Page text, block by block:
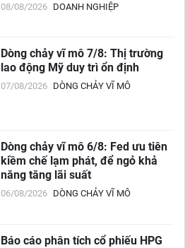
08/08/2026 DOANH NGHIỆP
Dòng chảy vĩ mô 7/8: Thị trường
lao động Mỹ duy trì ổn định
07/08/2026 DÒNG CHẢY VĨ MÔ
Dòng chảy vĩ mô 6/8: Fed ưu tiên
kiềm chế lạm phát, để ngỏ khả
năng tăng lãi suất
06/08/2026 DÒNG CHẢY VĨ MÔ
Báo cáo phân tích cổ phiếu HPG